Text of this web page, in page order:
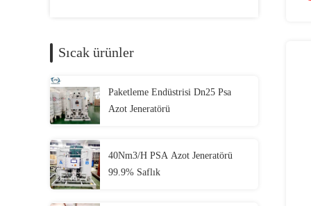
Sıcak ürünler
Paketleme Endüstrisi Dn25 Psa
Azot Jeneratörü
40Nm3/H PSA Azot Jeneratörü
99.9% Saflık